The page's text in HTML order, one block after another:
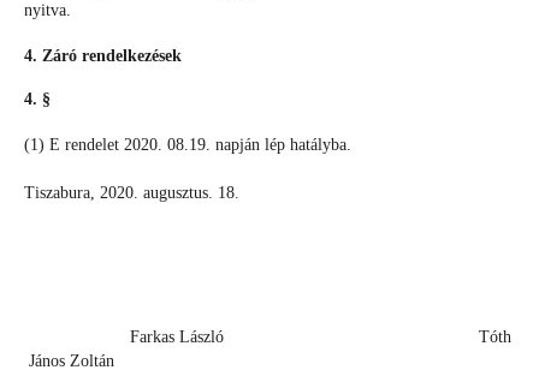
nyitva.
4. Záró rendelkezések
4. §
(1) E rendelet 2020. 08.19. napján lép hatályba.
Tiszabura, 2020. augusztus. 18.
Farkas László Tóth
János Zoltán